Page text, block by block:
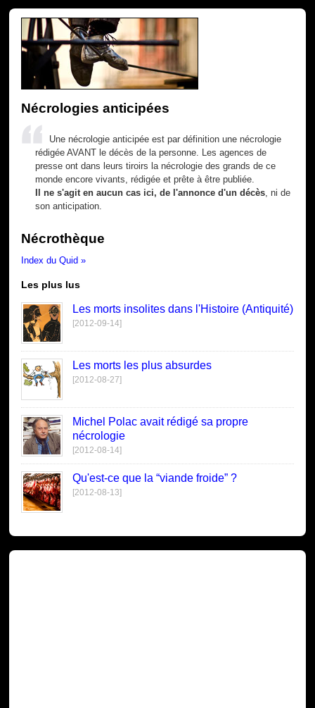
Nécrologies anticipées
Une nécrologie anticipée est par définition une nécrologie
rédigée AVANT le décès de la personne. Les agences de
presse ont dans leurs tiroirs la nécrologie des grands de ce
monde encore vivants, rédigée et prête à être publiée.
Il ne s'agit en aucun cas ici, de l'annonce d'un décès , ni de
son anticipation.
Nécrothèque
Index du Quid »
Les plus lus
Les morts insolites dans l'Histoire (Antiquité)
[2012-09-14]
Les morts les plus absurdes
[2012-08-27]
Michel Polac avait rédigé sa propre
nécrologie
[2012-08-14]
Qu'est-ce que la “viande froide” ?
[2012-08-13]